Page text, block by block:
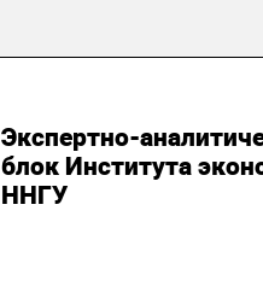
Экспертно-
блок Института
ННГУ